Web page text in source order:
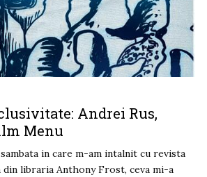
Andrei Rus,
Menu
in care m-am intalnit cu revista
din libraria Anthony Frost, ceva mi-a